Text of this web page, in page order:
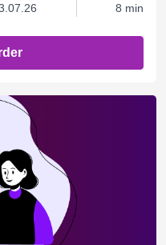
8 min